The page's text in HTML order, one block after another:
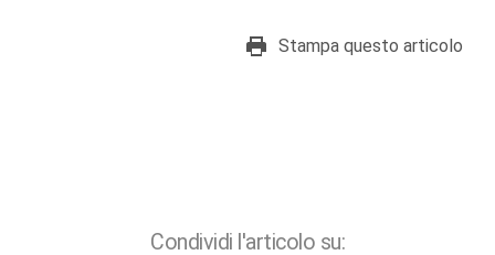
Stampa questo articolo
Condividi l'articolo su: